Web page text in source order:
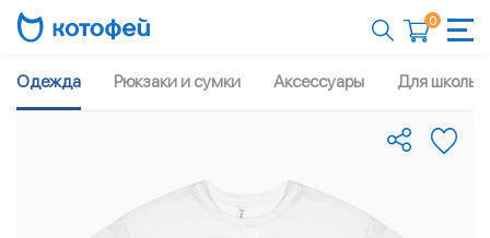
0
Одежда Рюкзаки и сумки Аксессуары Для школы